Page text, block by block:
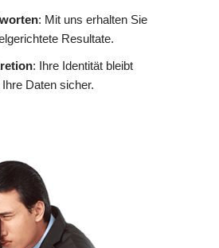
: Mit uns erhalten Sie
Resultate.
: Ihre Identität bleibt
Daten sicher.